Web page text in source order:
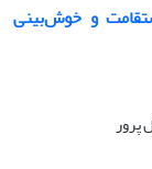
و خوش‌بینی
پرور